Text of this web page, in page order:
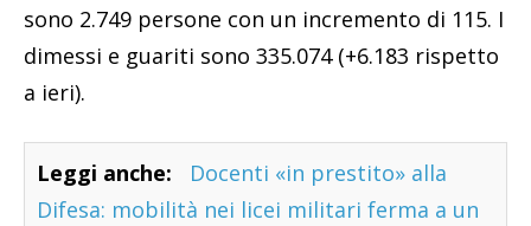
sono 2.749 persone con un incremento di 115. I
dimessi e guariti sono 335.074 (+6.183 rispetto
a ieri).
Leggi anche:
Docenti «in prestito» alla
Difesa: mobilità nei licei militari ferma a un